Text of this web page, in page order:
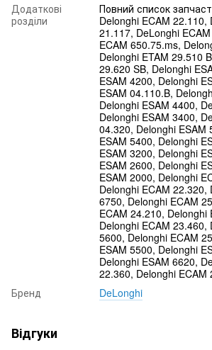
Додаткові
розділи
Повний список
Delonghi ECAM 22.110,
21.117, DeLonghi
ECAM 650.75.ms,
Delonghi ETAM 29.510
29.620 SB, Delonghi
ESAM 4200, Delonghi
ESAM 04.110.B,
Delonghi ESAM 4400,
Delonghi ESAM 3400,
04.320, Delonghi ESAM
ESAM 5400, Delonghi
ESAM 3200, Delonghi
ESAM 2600, Delonghi
ESAM 2000, Delonghi
Delonghi ECAM 22.320,
6750, Delonghi ECAM
ECAM 24.210, Delonghi
Delonghi ECAM 23.460,
5600, Delonghi ECAM
ESAM 5500, Delonghi
Delonghi ESAM 6620,
22.360, Delonghi ECAM
Бренд
DeLonghi
Відгуки